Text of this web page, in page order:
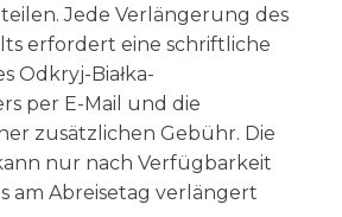
Jede Verlängerung des
erfordert eine schriftliche
Odkryj-Białka-
per E-Mail und die
zusätzlichen Gebühr. Die
nur nach Verfügbarkeit
am Abreisetag verlängert